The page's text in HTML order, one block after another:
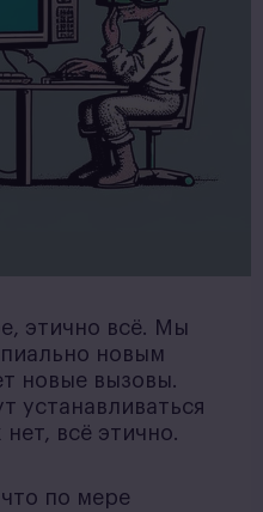
этично всё. Мы
новым
новые вызовы.
устанавливаться
всё этично.
по мере